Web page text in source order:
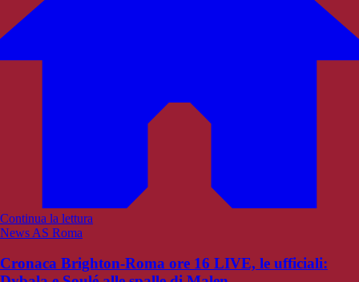
Continua la lettura
News AS Roma
Cronaca Brighton-Roma ore 16 LIVE, le ufficiali: